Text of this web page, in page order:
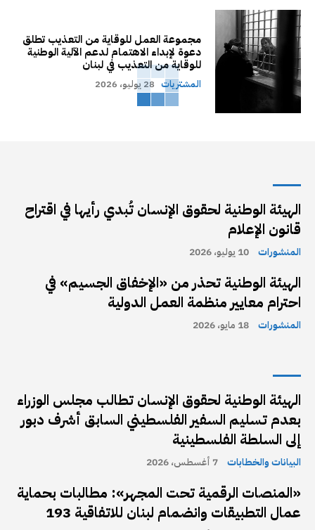
مجموعة العمل للوقاية من التعذيب تطلق
دعوة لإبداء الاهتمام لدعم الآلية الوطنية
للوقاية من التعذيب في لبنان
المشتريات 28 يوليو، 2026